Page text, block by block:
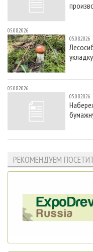
05.08.2026
05.08.2026
05.08.2026
05.08.2026
РЕКОМЕНДУЕМ